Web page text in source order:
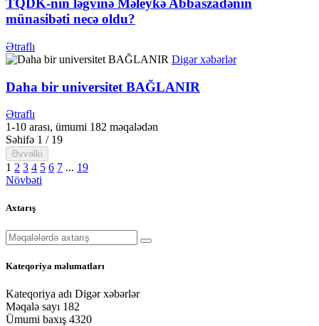
TQDK-nın ləğvinə Məleykə Abbaszadənin
münasibəti necə oldu?
Ətraflı
Digər xəbərlər
Daha bir universitet BAĞLANIR
Ətraflı
1-10 arası, ümumi 182 məqalədən
Səhifə 1 / 19
Əvvəlki
1 2 3 4 5 6 7 ... 19
Növbəti
Axtarış
Kateqoriya məlumatları
Kateqoriya adı Digər xəbərlər
Məqalə sayı 182
Ümumi baxış 4320